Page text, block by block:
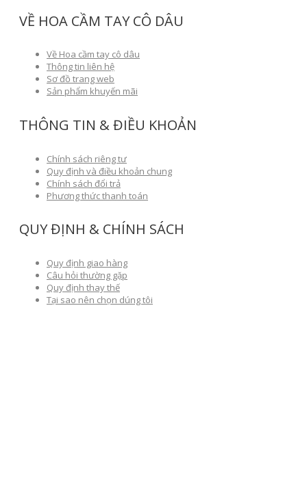
VỀ HOA CẦM TAY CÔ DÂU
Về Hoa cầm tay cô dâu
Thông tin liên hệ
Sơ đồ trang web
Sản phẩm khuyến mãi
THÔNG TIN & ĐIỀU KHOẢN
Chính sách riêng tư
Quy định và điều khoản chung
Chính sách đổi trả
Phương thức thanh toán
QUY ĐỊNH & CHÍNH SÁCH
Quy định giao hàng
Câu hỏi thường gặp
Quy định thay thế
Tại sao nên chọn dúng tôi